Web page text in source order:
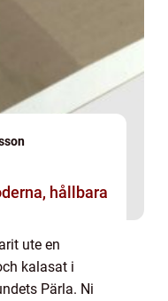
ute en
kalasat i
Pärla. Ni